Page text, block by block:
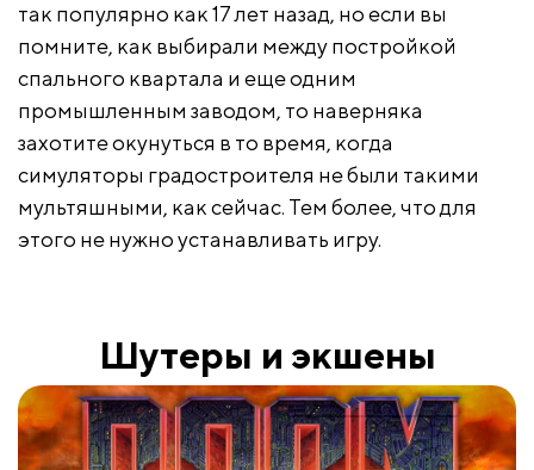
так популярно как 17 лет назад, но если вы
помните, как выбирали между постройкой
спального квартала и еще одним
промышленным заводом, то наверняка
захотите окунуться в то время, когда
симуляторы градостроителя не были такими
мультяшными, как сейчас. Тем более, что для
этого не нужно устанавливать игру.
Шутеры и экшены